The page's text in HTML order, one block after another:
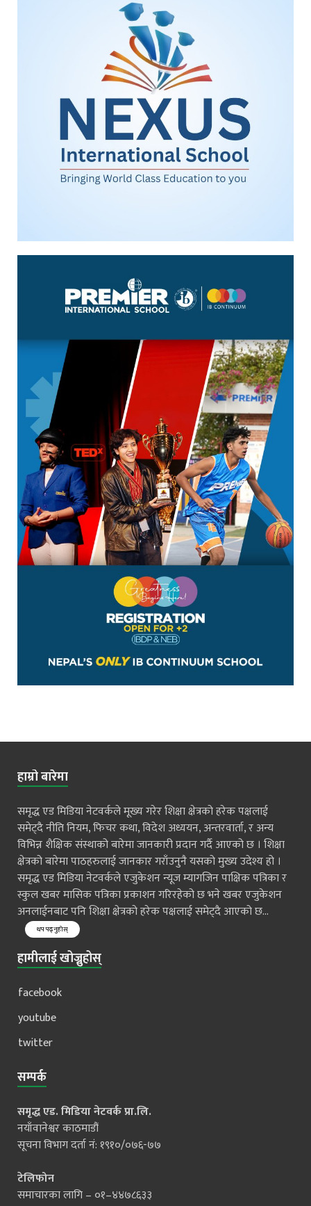
हाम्रो बारेमा
समृद्ध एड मिडिया नेटवर्कले मूख्य गरेर शिक्षा क्षेत्रको हरेक पक्षलाई
समेट्दै नीति नियम, फिचर कथा, विदेश अध्ययन, अन्तरवार्ता, र अन्य
विभिन्न शैक्षिक संस्थाको बारेमा जानकारी प्रदान गर्दै आएको छ । शिक्षा
क्षेत्रको बारेमा पाठहरुलाई जानकार गराँउनुनै यसको मुख्य उदेश्य हो ।
समृद्ध एड मिडिया नेटवर्कले एजुकेशन न्यूज म्यागजिन पाक्षिक पत्रिका र
स्कुल खबर मासिक पत्रिका प्रकाशन गरिरहेको छ भने खबर एजुकेशन
अनलाईनबाट पनि शिक्षा क्षेत्रको हरेक पक्षलाई समेट्दै आएको छ...
थप पढ्नुहोस्
हामीलाई खोज्नुहोस्
facebook
youtube
twitter
सम्पर्क
समृद्ध एड. मिडिया नेटवर्क प्रा.लि.
नयाँवानेश्वर काठमाडौं
सूचना विभाग दर्ता नं: १९१०/०७६-७७
टेलिफोन
समाचारका लागि – ०१–४४७८६३३